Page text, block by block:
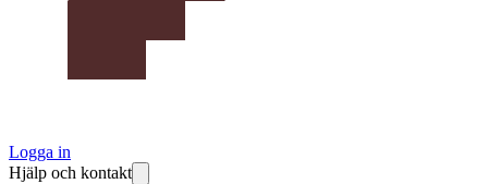
Logga in
Hjälp och kontakt